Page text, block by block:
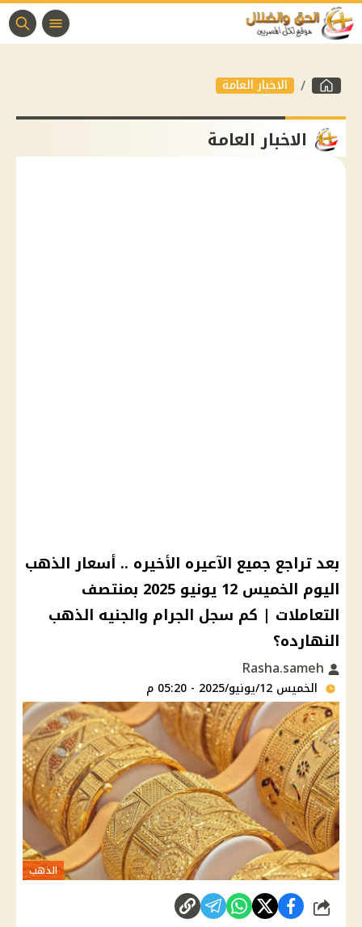
الاخبار العامة
الاخبار العامة
بعد تراجع جميع الآعيره الأخيره .. أسعار الذهب
اليوم الخميس 12 يونيو 2025 بمنتصف
التعاملات | كم سجل الجرام والجنيه الذهب
النهارده؟
الخميس 12/يونيو/2025 - 05:20 م
الذهب
شارك